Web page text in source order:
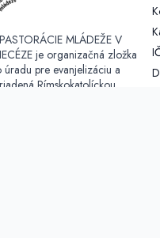
MLÁDEŽE V
je organizačná zložka
úradu pre evanjelizáciu a
Rímskokatolíckou